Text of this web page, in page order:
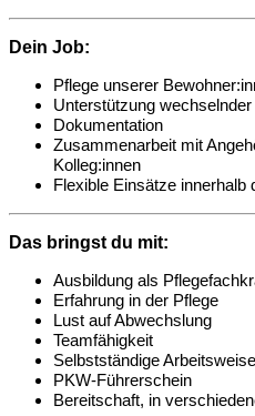
Dein Job:
Pflege unserer
Unterstützung wechselnder
Dokumentation
Zusammenarbeit mit
Kolleg:innen
Flexible Einsätze innerhalb
Das bringst du mit:
Ausbildung als
Erfahrung in der Pflege
Lust auf Abwechslung
Teamfähigkeit
Selbstständige Arbeitsweise
PKW-Führerschein
Bereitschaft, in